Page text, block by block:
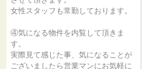
女性スタッフも常勤しております。
④気になる物件を内覧して頂きま
す。
実際見て感じた事、気になることが
ございましたら営業マンにお気軽に